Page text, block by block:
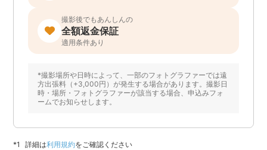
撮影後でもあんしんの
全額返金保証
適用条件あり
*撮影場所や日時によって、一部のフォトグラファーでは遠
方出張料（+3,000円）が発生する場合があります。撮影日
時・場所・フォトグラファーが該当する場合、申込みフォ
ームでお知らせします。
詳細は利用規約をご確認ください